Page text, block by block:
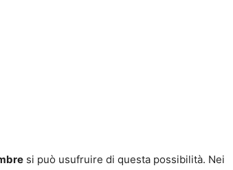
si può usufruire di questa possibilità. Nei